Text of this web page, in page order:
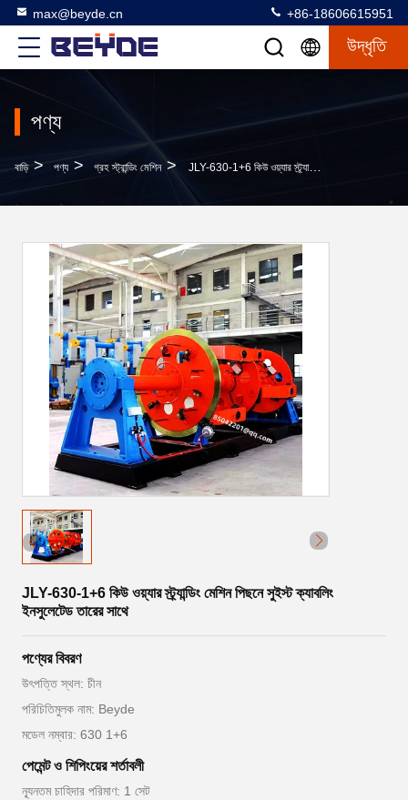
max@beyde.cn +86-18606615951
উদ্ধৃতি
পণ্য
বাড়ি > পণ্য > গ্রহ স্ট্রান্ডিং মেশিন > JLY-630-1+6 কিউ ওয়্যার স্ট্র্যান্ডিং মেশিন পিছনে সুইস্ট ক্যাবলিং ইনসুলেটেড তারের সাথে
JLY-630-1+6 কিউ ওয়্যার স্ট্র্যান্ডিং মেশিন পিছনে সুইস্ট ক্যাবলিং
ইনসুলেটেড তারের সাথে
পণ্যের বিবরণ
উৎপত্তি স্থল: চীন
পরিচিতিমুলক নাম: Beyde
মডেল নম্বার: 630 1+6
পেমেন্ট ও শিপিংয়ের শর্তাবলী
ন্যূনতম চাহিদার পরিমাণ: 1 সেট